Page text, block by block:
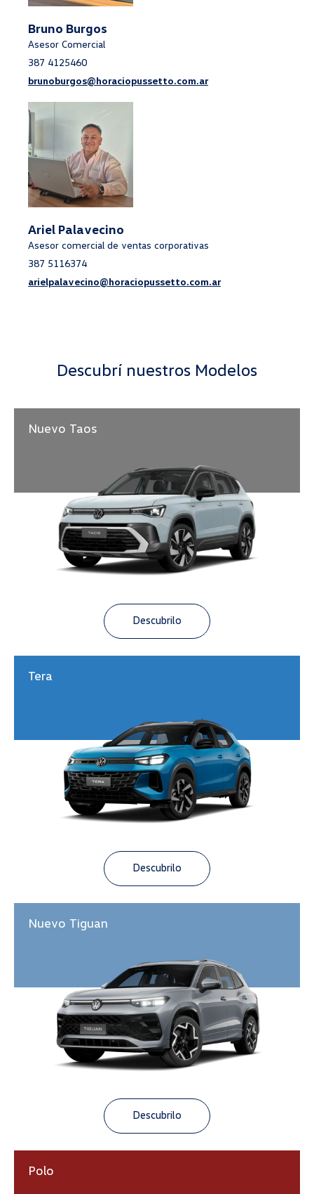
Bruno Burgos
Asesor Comercial
387 4125460
brunoburgos@horaciopussetto.com.ar
Ariel Palavecino
Asesor comercial de ventas corporativas
387 5116374
arielpalavecino@horaciopussetto.com.ar
Descubrí nuestros Modelos
Nuevo Taos
Descubrilo
Tera
Descubrilo
Nuevo Tiguan
Descubrilo
Polo